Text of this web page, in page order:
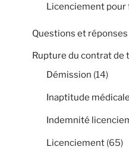
Licenciement pour
Questions et réponses
Rupture du contrat de
Démission (14)
Inaptitude médicale
Indemnité
Licenciement (65)